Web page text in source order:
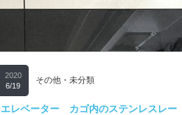
2020
6/19
その他・未分類
エレベーター カゴ内のステンレスレー